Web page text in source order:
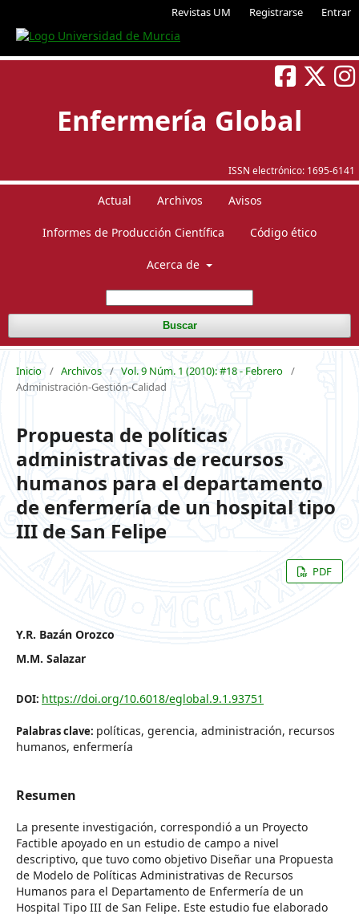
Revistas UM Registrarse Entrar
ISSN electrónico: 1695-6141
Enfermería Global
Actual Archivos Avisos
Informes de Producción Científica Código ético
Acerca de
Buscar
Inicio / Archivos / Vol. 9 Núm. 1 (2010): #18 - Febrero /
Administración-Gestión-Calidad
Propuesta de políticas
administrativas de recursos
humanos para el departamento
de enfermería de un hospital tipo
III de San Felipe
PDF
Y.R. Bazán Orozco
M.M. Salazar
DOI: https://doi.org/10.6018/eglobal.9.1.93751
Palabras clave: políticas, gerencia, administración, recursos
humanos, enfermería
Resumen
La presente investigación, correspondió a un Proyecto
Factible apoyado en un estudio de campo a nivel
descriptivo, que tuvo como objetivo Diseñar una Propuesta
de Modelo de Políticas Administrativas de Recursos
Humanos para el Departamento de Enfermería de un
Hospital Tipo III de San Felipe. Este estudio fue elaborado